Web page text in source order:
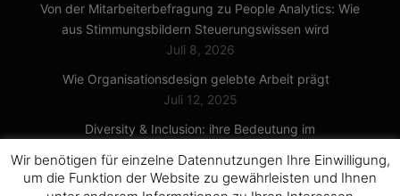
Von der Mitarbeiterbefragung zu People Analytics: Wie
aus Stimmungsbildern Steuerungswissen wird
Juli 8, 2026
Wie Organisationsdesign gelebte Arbeit prägt
Juli 12, 2025
Diversity & Inclusion: ihre Bedeutung im
Februar 29, 2024
Wir benötigen für einzelne Datennutzungen Ihre Einwilligung,
um die Funktion der Website zu gewährleisten und Ihnen